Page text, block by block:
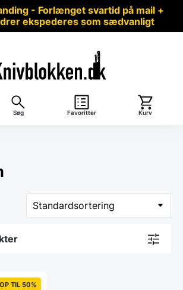
- Forlænget svartid på mail +
ekspederes som sædvanligt
Søg Favoritter Kurv
TIL 50%